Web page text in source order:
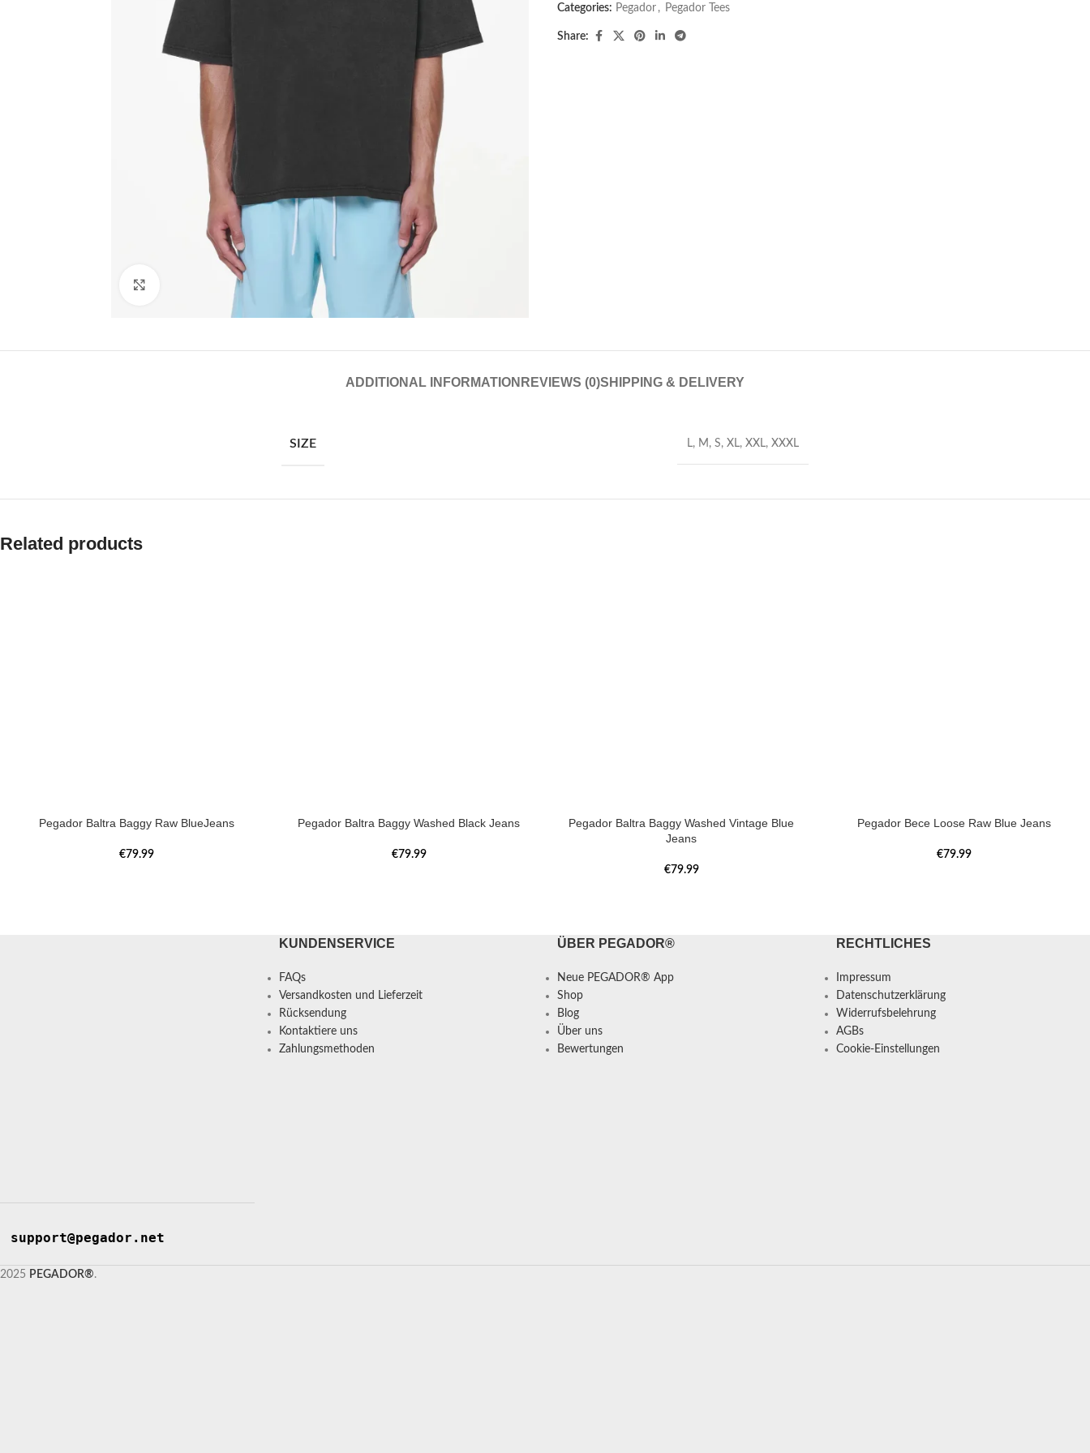
Categories: Pegador​ , Pegador Tees
Share:
ADDITIONAL INFORMATION REVIEWS (0)SHIPPING & DELIVERY
SIZE L, M , S, XL, XXL, XXXL
Related products
Pegador Baltra Baggy Raw BlueJeans
€79.99
Pegador Baltra Baggy Washed Black Jeans
€79.99
Pegador Baltra Baggy Washed Vintage Blue
Jeans
€79.99
Pegador Bece Loose Raw Blue Jeans
€79.99
support@pegador.net
KUNDENSERVICE
FAQs
Versandkosten und Lieferzeit
Rücksendung
Kontaktiere uns
Zahlungsmethoden
ÜBER PEGADOR®
Neue PEGADOR® App
Shop
Blog
Über uns
Bewertungen
RECHTLICHES
Impressum
Datenschutzerklärung
Widerrufsbelehrung
AGBs
Cookie-Einstellungen
2025 PEGADOR®.